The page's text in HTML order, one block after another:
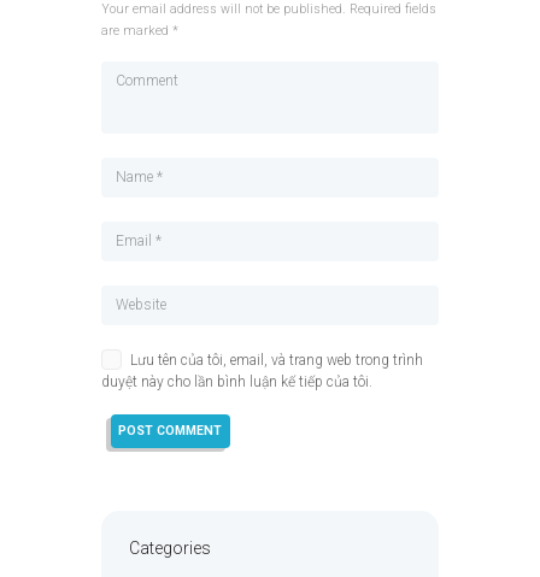
Your email address will not be published. Required fields
are marked *
Lưu tên của tôi, email, và trang web trong trình
duyệt này cho lần bình luận kế tiếp của tôi.
Categories